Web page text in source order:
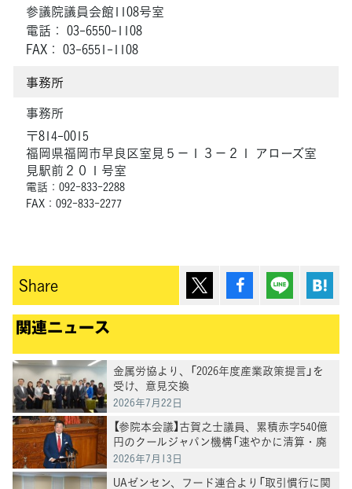
参議院議員会館1108号室
電話： 03-6550-1108
FAX： 03-6551-1108
事務所
事務所
〒814-0015
福岡県福岡市早良区室見５－１３－２１ アローズ室
見駅前２０１号室
電話：092-833-2288
FAX：092-833-2277
Share ポスト シェア Lineで送
関連ニュース
金属労協より、「2026年度産業政策提言」を
受け、意見交換
2026年7月22日
【参院本会議】古賀之士議員、累積赤字540億
円のクールジャパン機構「速やかに清算・廃
止すべき」
2026年7月13日
UAゼンセン、フード連合より「取引慣行に関